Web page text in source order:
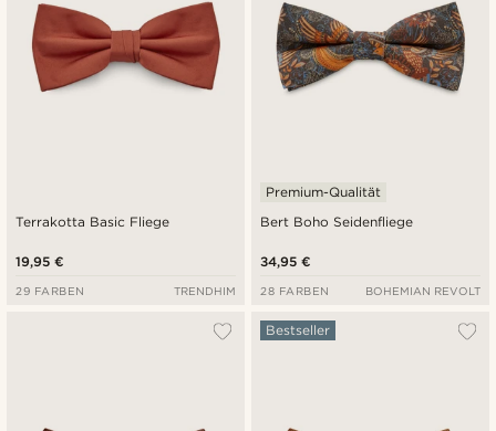
Terrakotta Basic Fliege
19,95 €
29 FARBEN TRENDHIM
Bert Boho Seidenfliege
Premium-Qualität
34,95 €
28 FARBEN BOHEMIAN REVOLT
Bestseller